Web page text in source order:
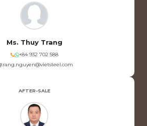
Ms. Thuy Trang
+84 932 702 588
trang.nguyen@vietsteel.com
AFTER-SALE